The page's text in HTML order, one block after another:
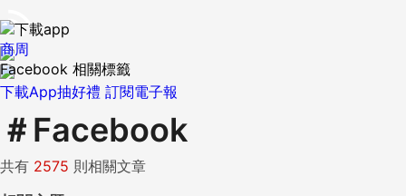
下載App抽好禮 訂閱電子報
商周
Facebook 相關標籤
＃ Facebook
共有 2575 則相關文章